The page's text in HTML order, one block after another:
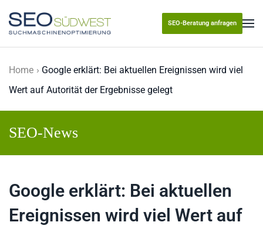
Skip to main content
SEO-Beratung anfragen
Home
Google erklärt: Bei aktuellen Ereignissen wird viel
Wert auf Autorität der Ergebnisse gelegt
SEO-News
Google erklärt: Bei aktuellen
Ereignissen wird viel Wert auf